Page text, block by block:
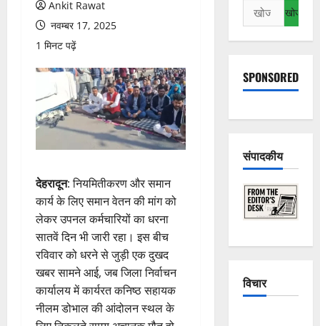
Ankit Rawat
नवम्बर 17, 2025
1 मिनट पढ़ें
देहरादून: नियमितीकरण और समान
कार्य के लिए समान वेतन की मांग को
लेकर उपनल कर्मचारियों का धरना
सातवें दिन भी जारी रहा। इस बीच
रविवार को धरने से जुड़ी एक दुखद
खबर सामने आई, जब जिला निर्वाचन
कार्यालय में कार्यरत कनिष्ठ सहायक
नीलम डोभाल की आंदोलन स्थल के
निम्न
को
खोजें:
SPONSORED
संपादकीय
विचार